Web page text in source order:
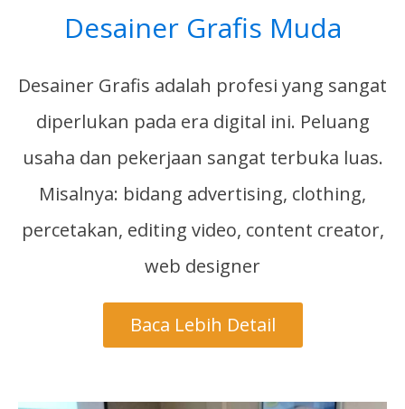
Desainer Grafis Muda
Desainer Grafis adalah profesi yang sangat
diperlukan pada era digital ini. Peluang
usaha dan pekerjaan sangat terbuka luas.
Misalnya: bidang advertising, clothing,
percetakan, editing video, content creator,
web designer
Baca Lebih Detail